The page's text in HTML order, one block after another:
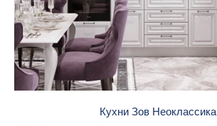
Кухни Зов Неоклассика